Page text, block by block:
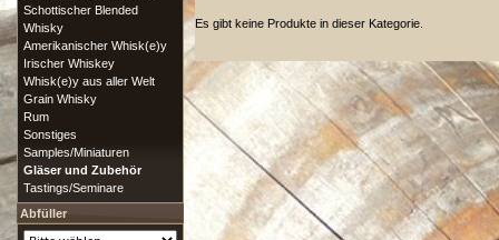
Es gibt keine Produkte in dieser Kategorie.
Schottischer Blended
Whisky
Amerikanischer Whisk(e)y
Irischer Whiskey
Whisk(e)y aus aller Welt
Grain Whisky
Rum
Sonstiges
Samples/Miniaturen
Gläser und Zubehör
Tastings/Seminare
Abfüller